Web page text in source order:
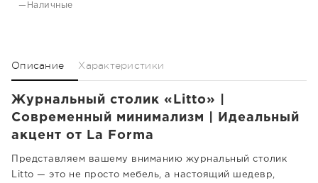
—Наличные
Описание Характеристики
Журнальный столик «Litto» |
Современный минимализм | Идеальный
акцент от La Forma
Представляем вашему вниманию журнальный столик
Litto — это не просто мебель, а настоящий шедевр,